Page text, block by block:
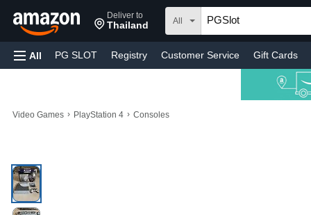
Deliver to
Thailand All
All PG SLOT Registry Customer Service Gift Cards
Video Games › PlayStation 4 › Consoles